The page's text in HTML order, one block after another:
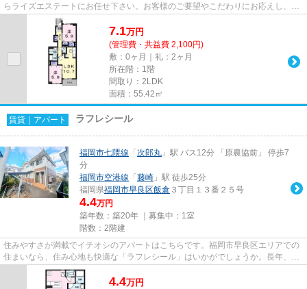
らライズエステートにお任せ下さい。お客様のご要望やこだわりにお応えし、条
件に適した賃貸物件のご紹介を...
7.1万円
(管理費・共益費 2,100円)
敷：0ヶ月｜礼：2ヶ月
所在階：1階
間取り：2LDK
面積：55.42㎡
賃貸｜アパート ラフレシール
福岡市七隈線 「 次郎丸 」駅 バス12分 「原農協前」 停歩7
分
福岡市空港線 「 藤崎 」駅 徒歩25分
福岡県福岡市早良区飯倉 ３丁目１３番２５号
4.4万円
築年数：築20年 ｜募集中： 1室
階数：2階建
住みやすさが満載でイチオシのアパートはこちらです。福岡市早良区エリアでの
住まいなら、住み心地も快適な「ラフレシール」はいかがでしょうか。長年、地
元で地域の住まいをご提供し...
4.4万円